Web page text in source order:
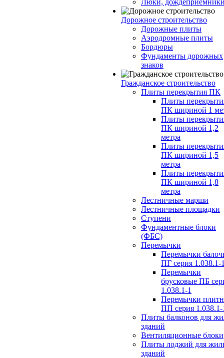
Люки,
Дорожное строительство
Дорожные плиты
Аэродромные плиты
Бордюры
Фундаменты дорожных
знаков
Гражданское строительство
Плиты перекрытия ПК
Плиты
ПК шириной 1
Плиты
ПК шириной 1,2
метра
Плиты
ПК шириной 1,5
метра
Плиты
ПК шириной 1,8
метра
Лестничные марши
Лестничные площадки
Ступени
Фундаментные блоки
(ФБС)
Перемычки
Перемычки
ПГ серия 1.038.1-
Перемычки
брусковые ПБ
1.038.1-1
Перемычки
ПП серия 1.038.1-
Плиты балконов для
зданий
Вентиляционные блоки
Плиты лоджий для
зданий